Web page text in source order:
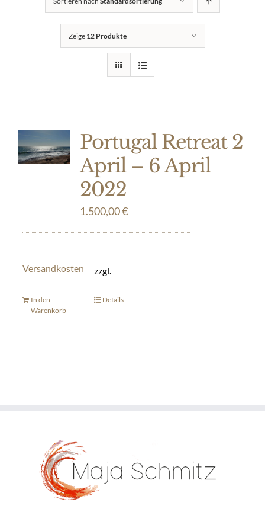
Zeige 12 Produkte
Portugal Retreat 2
April – 6 April
2022
1.500,00€
zzgl.
Versandkosten
In den
Warenkorb
Details